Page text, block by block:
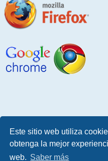
Este sitio web utiliza
obtenga la mejor
web. Saber más